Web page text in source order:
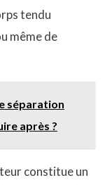
tendu
même de
séparation
après ?
constitue un